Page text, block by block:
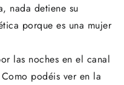
nada detiene su
porque es una mujer
las noches en el canal
podéis ver en la